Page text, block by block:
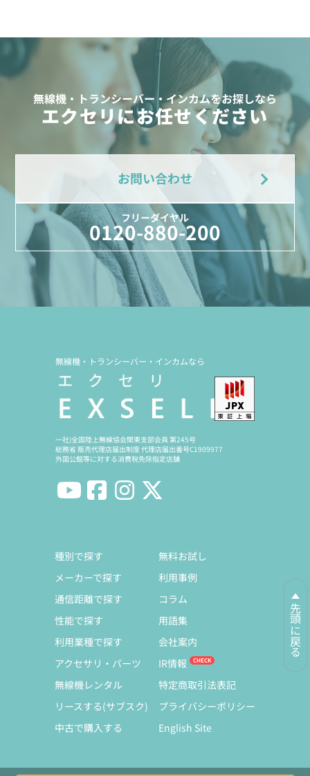
無線機・トランシーバー・インカムをお探しなら
エクセリにお任せください
お問い合わせ
フリーダイヤル
0120-880-200
先頭に戻る
無線機・トランシーバー・インカムなら
一社)全国陸上無線協会関東支部会員 第245号
総務省 販売代理店届出制度 代理店届出番号C1909977
外国公館等に対する消費税免除指定店舗
種別で探す
メーカーで探す
通信距離で探す
性能で探す
利用業種で探す
アクセサリ・パーツ
無線機レンタル
リースする(サブスク)
中古で購入する
無料お試し
利用事例
コラム
用語集
会社案内
IR情報
特定商取引法表記
プライバシーポリシー
English Site